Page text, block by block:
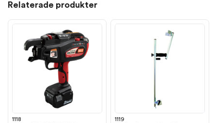
Relaterade produkter
1118
1119